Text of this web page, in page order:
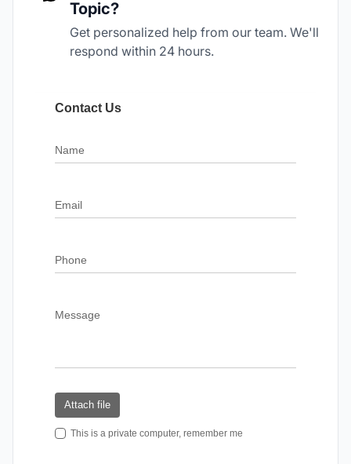
Topic?
Get personalized help from our team. We'll
respond within 24 hours.